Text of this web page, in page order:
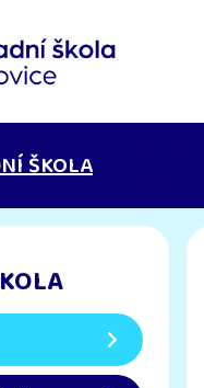
ŠKOLA